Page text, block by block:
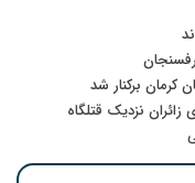
برکنار شد
نزدیک قتلگاه